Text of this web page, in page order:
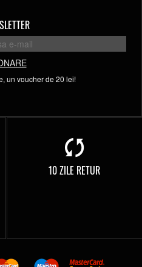
un voucher de 20 lei!
10 ZILE RETUR